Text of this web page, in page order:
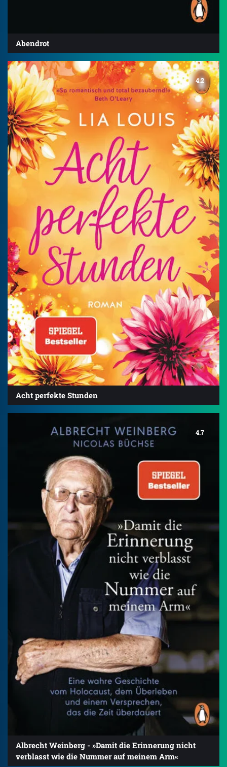
Abendrot
4.2
Acht perfekte Stunden
4.7
Albrecht Weinberg - »Damit die Erinnerung nicht
verblasst wie die Nummer auf meinem Arm«